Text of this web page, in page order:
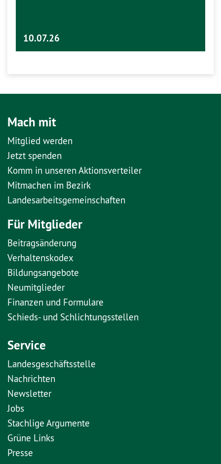
10.07.26
Mach mit
Mitglied werden
Jetzt spenden
Komm in unseren Aktionsverteiler
Mitmachen im Bezirk
Landesarbeitsgemeinschaften
Für Mitglieder
Beitragsänderung
Verhaltenskodex
Bildungsangebote
Neumitglieder
Finanzen und Formulare
Schieds- und Schlichtungsstellen
Service
Landesgeschäftsstelle
Nachrichten
Newsletter
Jobs
Stachlige Argumente
Grüne Links
Presse